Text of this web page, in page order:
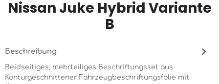
Nissan Juke Hybrid Variante
B
Beschreibung
Beidseitiges, mehrteiliges Beschriftungsset aus
Konturgeschnittener Fahrzeugbeschriftungsfolie mit